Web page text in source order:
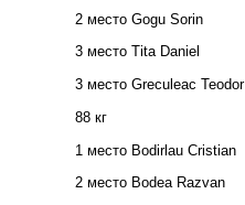
2 место Gogu Sorin
3 место Tita Daniel
3 место Greculeac Teodor
88 кг
1 место Bodirlau Cristian
2 место Bodea Razvan